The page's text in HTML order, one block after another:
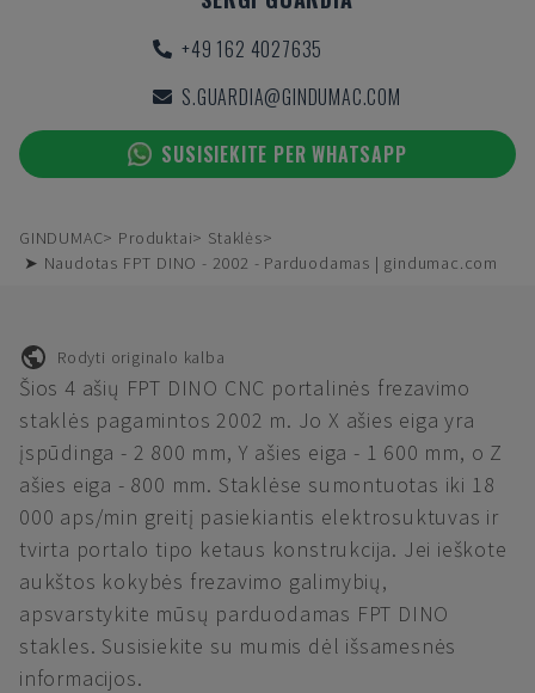
+49 162 4027635
S.GUARDIA@GINDUMAC.COM
SUSISIEKITE PER WHATSAPP
GINDUMAC Produktai
Staklės
➤ Naudotas FPT DINO - 2002 - Parduodamas | gindumac.com
Rodyti originalo kalba
Šios 4 ašių FPT DINO CNC portalinės frezavimo
staklės pagamintos 2002 m. Jo X ašies eiga yra
įspūdinga - 2 800 mm, Y ašies eiga - 1 600 mm, o Z
ašies eiga - 800 mm. Staklėse sumontuotas iki 18
000 aps/min greitį pasiekiantis elektrosuktuvas ir
tvirta portalo tipo ketaus konstrukcija. Jei ieškote
aukštos kokybės frezavimo galimybių,
apsvarstykite mūsų parduodamas FPT DINO
stakles. Susisiekite su mumis dėl išsamesnės
informacijos.